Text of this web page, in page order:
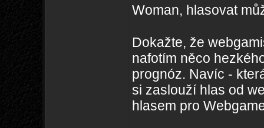
Woman, hlasovat
Dokažte, že
nafotím něco
prognóz. Navíc -
si zaslouží hlas od
hlasem pro